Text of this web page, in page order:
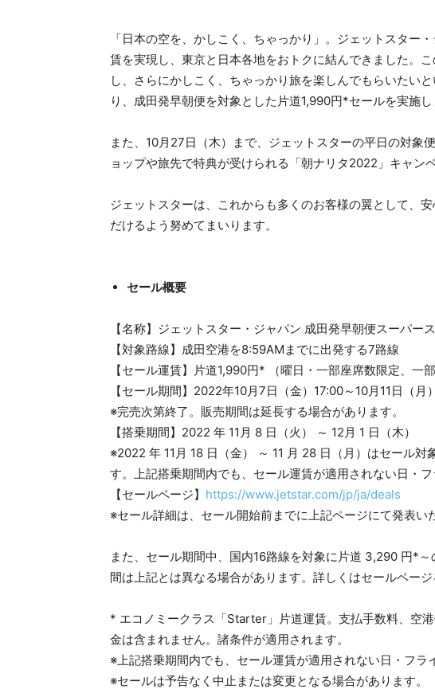
「日本の空を、かしこく、ちゃっかり」。ジェットスター
賃を実現し、東京と日本各地をおトクに結んできました。
し、さらにかしこく、ちゃっかり旅を楽しんでもらいたい
り、成田発早朝便を対象とした片道1,990円*セールを実施し
また、10月27日（木）まで、ジェットスターの平日の対象
ョップや旅先で特典が受けられる「朝ナリタ2022」キャン
ジェットスターは、これからも多くのお客様の翼として、
だけるよう努めてまいります。
セール概要
【名称】ジェットスター・ジャパン 成田発早朝便スーパー
【対象路線】成田空港を8:59AMまでに出発する7路線
【セール運賃】片道1,990円* （曜日・一部座席数限定、一
【セール期間】2022年10月7日（金）17:00～10月11日（月
※完売次第終了。販売期間は延長する場合があります。
【搭乗期間】2022 年 11月 8 日（火） ～ 12月 1 日（木）
※2022 年 11月 18 日（金） ～ 11 月 28 日（月）はセール対
す。上記搭乗期間内でも、セール運賃が適用されない日・フ
【セールページ】 https://www.jetstar.com/jp/ja/deals
※セール詳細は、セール開始前までに上記ページにて発表い
また、セール期間中、国内16路線を対象に片道 3,290 円*
間は上記とは異なる場合があります。詳しくはセールページ
* エコノミークラス「Starter」片道運賃。支払手数料、空
金は含まれません。諸条件が適用されます。
※上記搭乗期間内でも、セール運賃が適用されない日・フラ
※セールは予告なく中止または変更となる場合があります。